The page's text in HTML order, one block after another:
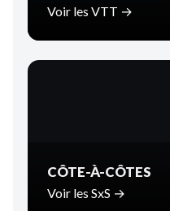
Voir les VTT →
CÔTE-À-CÔTES
Voir les SxS →